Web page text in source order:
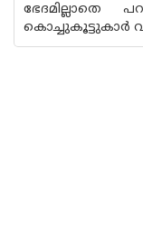
ഭേദമില്ലാതെ
കൊച്ചുകൂട്ടുകാർ